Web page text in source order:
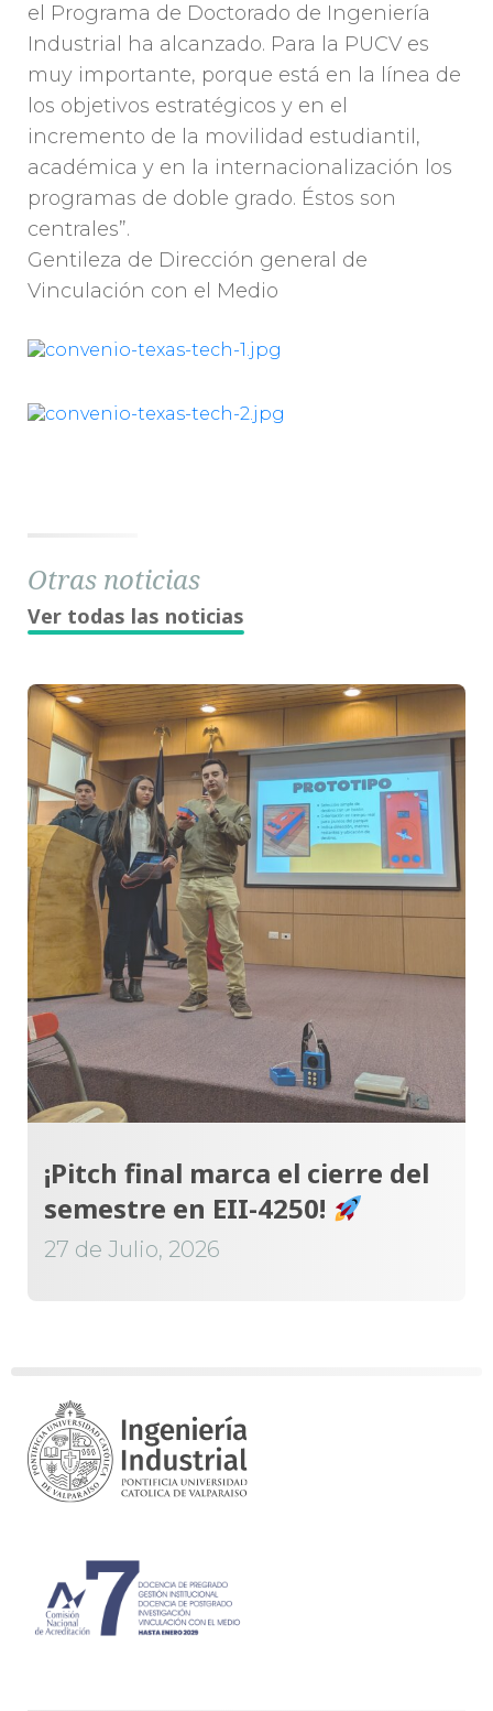
el Programa de Doctorado de Ingeniería
Industrial ha alcanzado. Para la PUCV es
muy importante, porque está en la línea de
los objetivos estratégicos y en el
incremento de la movilidad estudiantil,
académica y en la internacionalización los
programas de doble grado. Éstos son
centrales”.
Gentileza de Dirección general de
Vinculación con el Medio
Otras noticias
Ver todas las noticias
¡Pitch final marca el cierre del
semestre en EII-4250!
27 de Julio, 2026